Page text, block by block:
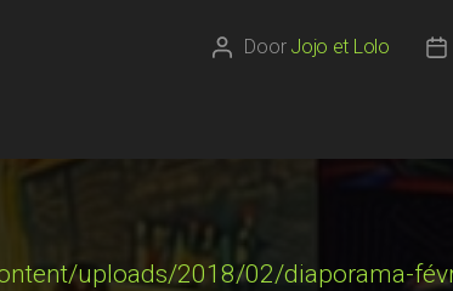
Berichtauteur
Door Jojo et Lolo
uploads/2018/02/diaporama-